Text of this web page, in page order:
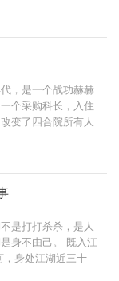
，是一个战功赫赫
个采购科长，入住
变了四合院所有人
传奇！
是打打杀杀，是人
身不由己。 既入江
身处江湖近三十